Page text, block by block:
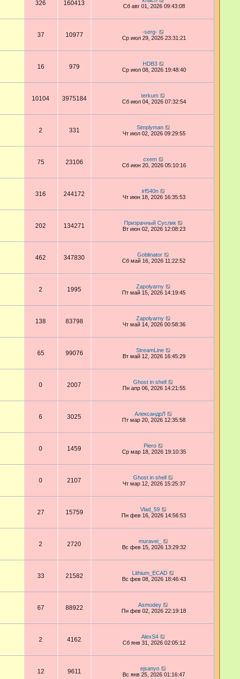
326 160413
Сб авг 01, 2026 09:43:08
37 10977
-serg-
Ср июл 29, 2026 23:31:21
16 979
HDB3
Ср июл 08, 2026 19:48:40
10104 3975184
terkum
Сб июл 04, 2026 07:32:54
2 331
Simplyman
Чт июл 02, 2026 09:29:55
75 23106
cxem
Сб июн 20, 2026 05:10:16
316 244172
irf540n
Чт июн 18, 2026 16:35:53
202 134271
Призрачный Суслик
Вт июн 02, 2026 12:08:23
462 347830
Goblinator
Сб май 16, 2026 11:22:52
2 1995
Zapolyarny
Пт май 15, 2026 14:19:45
138 83798
Zapolyarny
Чт май 14, 2026 00:58:36
65 99076
StreamLine
Вт май 12, 2026 16:45:29
0 2007
Ghost in shell
Пн апр 06, 2026 14:21:55
6 3025
АлександрЛ
Пт мар 20, 2026 12:35:58
0 1459
Piero
Ср мар 18, 2026 19:10:35
0 2107
Ghost in shell
Чт мар 12, 2026 15:25:37
27 15759
Vlad_59
Пн фев 16, 2026 14:56:53
2 2720
muravei_
Вс фев 15, 2026 13:29:32
33 21582
Lithium_ECAD
Вс фев 08, 2026 18:46:43
67 88922
Asmodey
Пн фев 02, 2026 22:19:18
2 4162
AlexS4
Сб янв 31, 2026 02:05:12
12 9611
ejsanyo
Вс янв 25, 2026 01:16:47